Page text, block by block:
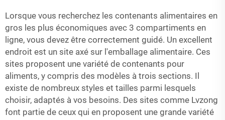
Lorsque vous recherchez les contenants alimentaires en
gros les plus économiques avec 3 compartiments en
ligne, vous devez être correctement guidé. Un excellent
endroit est un site axé sur l'emballage alimentaire. Ces
sites proposent une variété de contenants pour
aliments, y compris des modèles à trois sections. Il
existe de nombreux styles et tailles parmi lesquels
choisir, adaptés à vos besoins. Des sites comme Lvzong
font partie de ceux qui en proposent une grande variété